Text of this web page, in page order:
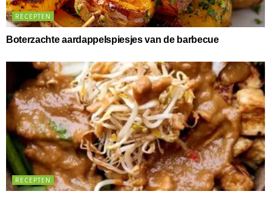
RECEPTEN
Boterzachte aardappelspiesjes van de barbecue
RECEPTEN